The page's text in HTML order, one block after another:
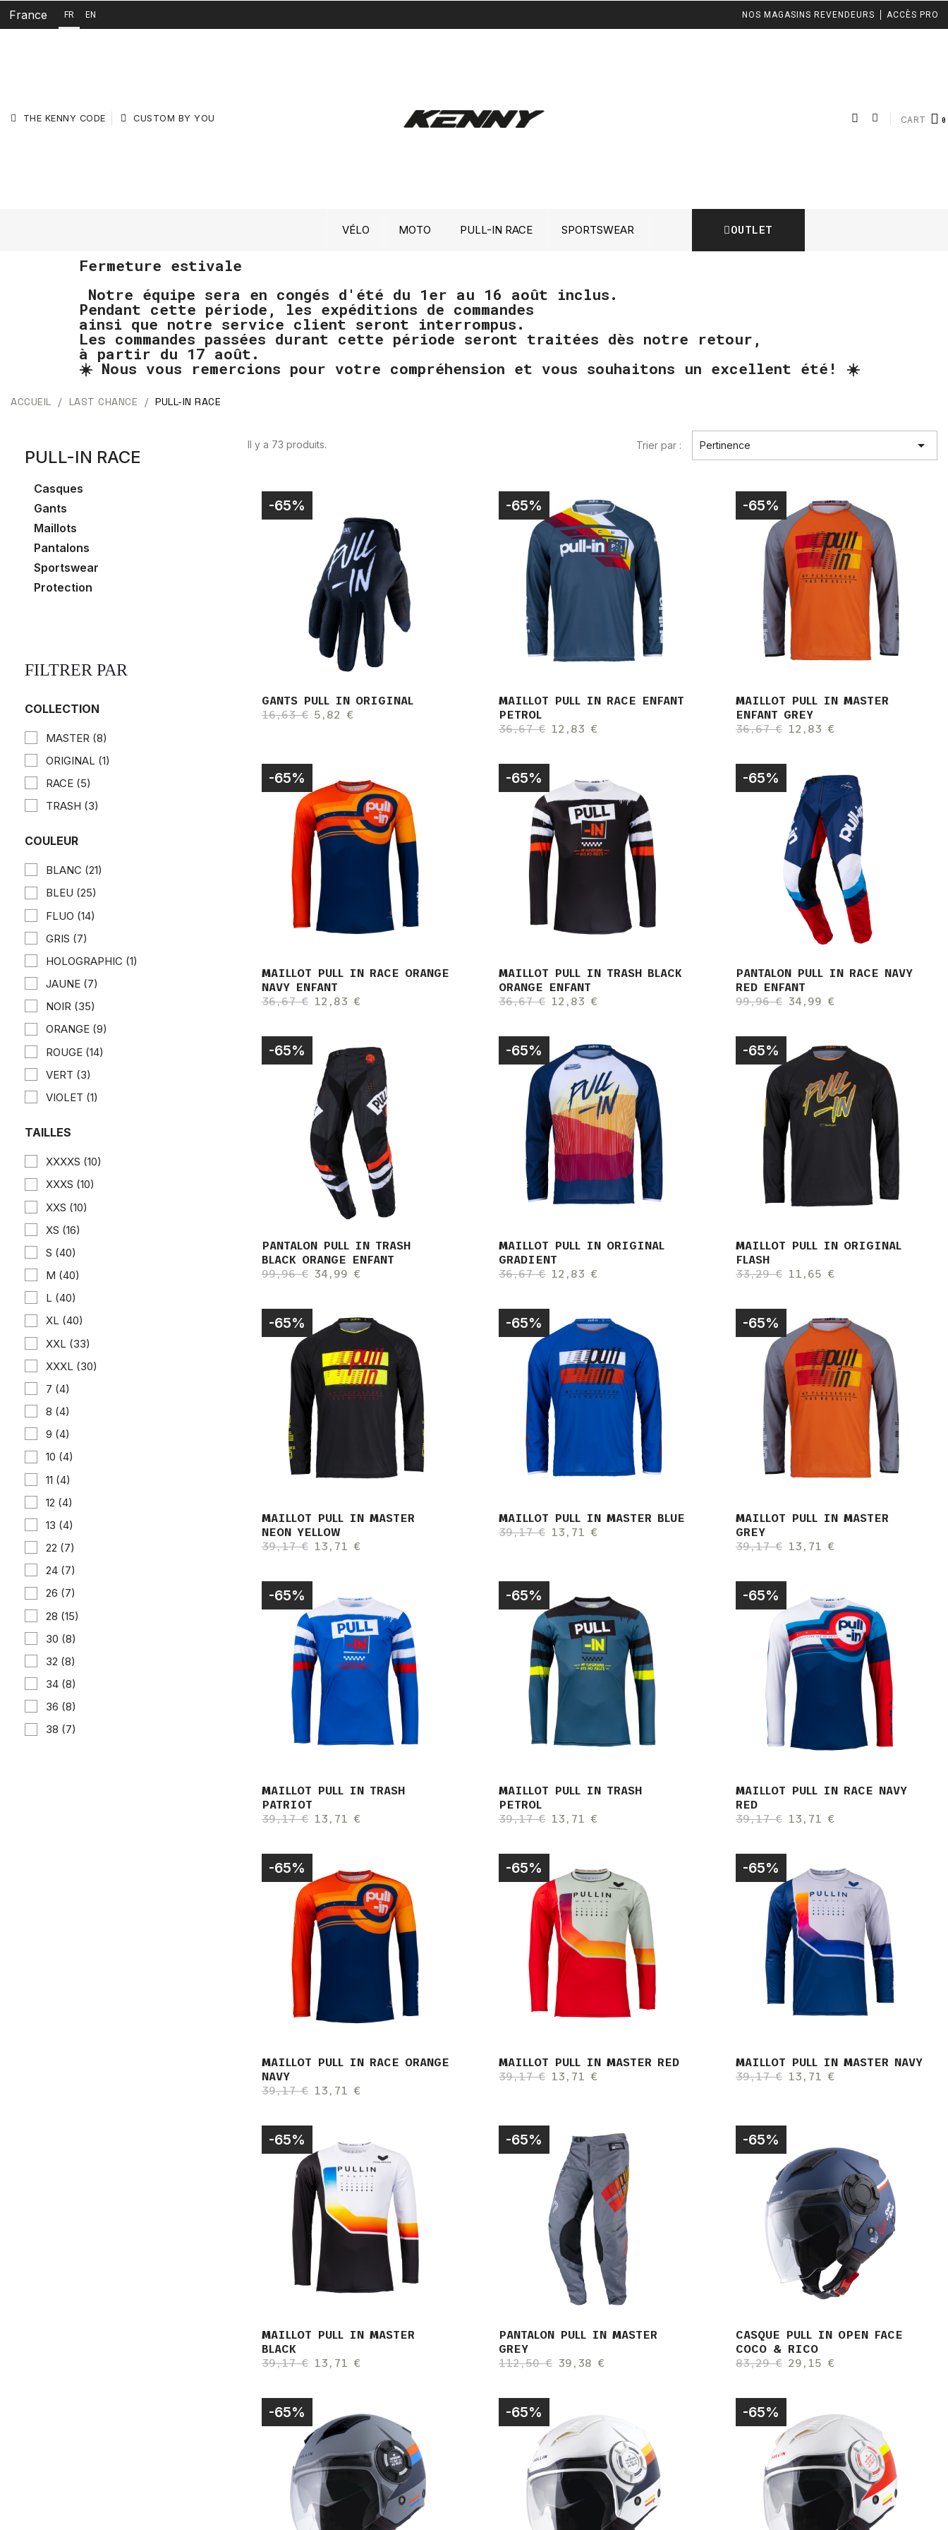
France FR EN NOS MAGASINS REVENDEURS ACCÈS PRO
THE KENNY CODE CUSTOM BY YOU CART
VÉLO MOTO PULL-IN RACE SPORTSWEAR OUTLET
Fermeture estivale
Notre équipe sera en congés d'été du 1er au 16 août inclus.
Pendant cette période, les expéditions de commandes
ainsi que notre service client seront interrompus.
Les commandes passées durant cette période seront traitées dès notre retour,
à partir du 17 août.
☀️ Nous vous remercions pour votre compréhension et vous souhaitons un excellent été! ☀️
ACCUEIL LAST CHANCE PULL-IN RACE
PULL-IN RACE
Casques
Gants
Maillots
Pantalons
Sportswear
Protection
FILTRER PAR
COLLECTION
MASTER (8)
ORIGINAL (1)
RACE (5)
TRASH (3)
COULEUR
BLANC (21)
BLEU (25)
FLUO (14)
GRIS (7)
HOLOGRAPHIC (1)
JAUNE (7)
NOIR (35)
ORANGE (9)
ROUGE (14)
VERT (3)
VIOLET (1)
TAILLES
XXXXS (10)
XXXS (10)
XXS (10)
XS (16)
S (40)
M (40)
L (40)
XL (40)
XXL (33)
XXXL (30)
7 (4)
8 (4)
9 (4)
10 (4)
11 (4)
12 (4)
13 (4)
22 (7)
24 (7)
26 (7)
28 (15)
30 (8)
32 (8)
34 (8)
36 (8)
38 (7)
Il y a 73 produits. Trier par : Pertinence 
-65%
GANTS PULL IN ORIGINAL
16,63 € 5,82 €
-65%
MAILLOT PULL IN RACE ENFANT
PETROL
36,67 € 12,83 €
-65%
MAILLOT PULL IN MASTER
ENFANT GREY
36,67 € 12,83 €
-65%
MAILLOT PULL IN RACE ORANGE
NAVY ENFANT
36,67 € 12,83 €
-65%
MAILLOT PULL IN TRASH BLACK
ORANGE ENFANT
36,67 € 12,83 €
-65%
PANTALON PULL IN RACE NAVY
RED ENFANT
99,96 € 34,99 €
-65%
PANTALON PULL IN TRASH
BLACK ORANGE ENFANT
99,96 € 34,99 €
-65%
MAILLOT PULL IN ORIGINAL
GRADIENT
36,67 € 12,83 €
-65%
MAILLOT PULL IN ORIGINAL
FLASH
33,29 € 11,65 €
-65%
MAILLOT PULL IN MASTER
NEON YELLOW
39,17 € 13,71 €
-65%
MAILLOT PULL IN MASTER BLUE
39,17 € 13,71 €
-65%
MAILLOT PULL IN MASTER
GREY
39,17 € 13,71 €
-65%
MAILLOT PULL IN TRASH
PATRIOT
39,17 € 13,71 €
-65%
MAILLOT PULL IN TRASH
PETROL
39,17 € 13,71 €
-65%
MAILLOT PULL IN RACE NAVY
RED
39,17 € 13,71 €
-65%
MAILLOT PULL IN RACE ORANGE
NAVY
39,17 € 13,71 €
-65%
MAILLOT PULL IN MASTER RED
39,17 € 13,71 €
-65%
MAILLOT PULL IN MASTER NAVY
39,17 € 13,71 €
-65%
MAILLOT PULL IN MASTER
BLACK
39,17 € 13,71 €
-65%
PANTALON PULL IN MASTER
GREY
112,50 € 39,38 €
-65%
CASQUE PULL IN OPEN FACE
COCO & RICO
83,29 € 29,15 €
-65% -65% -65%